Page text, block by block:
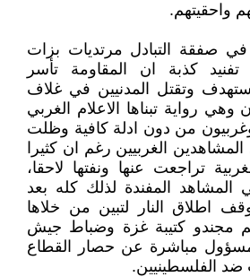
واحقيتهم.
صفقة التبادل مرتديات بزات
كذبة ان المقاومة تأسر
تستهدف وتقتل المدنيين في غلاف
رواية تبناها الاعلام الغربي
من دون ادلة كافية وظلت
الغربيين رغم ان كثيرا
تراجعت عنها ونفتها لاحقا،
المشاهد المفندة لذلك كله بعد
اطلاق النار لتبين من خلاها
مجندو كتيبة غزة وضباط جيش
مباشرة عن حصار القطاع
ضد الفلسطينيين.